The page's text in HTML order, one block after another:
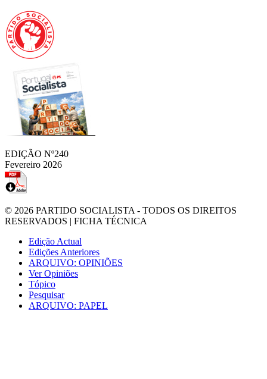
EDIÇÃO Nº240
Fevereiro 2026
© 2026 PARTIDO SOCIALISTA - TODOS OS DIREITOS
RESERVADOS | FICHA TÉCNICA
Edição Actual
Edições Anteriores
ARQUIVO: OPINIÕES
Ver Opiniões
Tópico
Pesquisar
ARQUIVO: PAPEL